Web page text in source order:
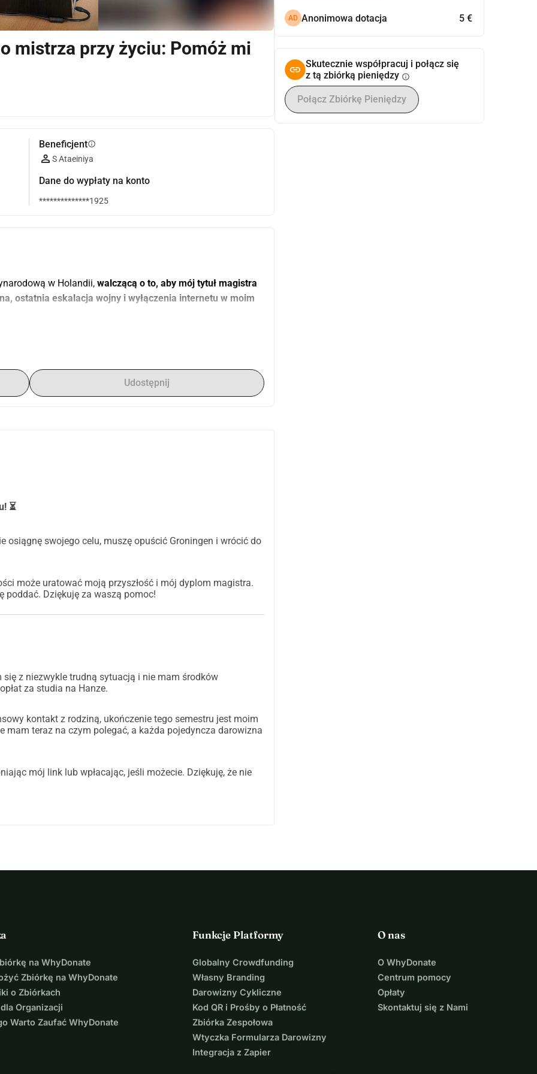
mistrza przy życiu: Pomóż mi
Beneficjentinfo
S Ataeiniya
Dane do wypłaty na konto
**************1925
w Holandii, walczącą o to, aby mój tytuł magistra
ostatnia eskalacja wojny i wyłączenia internetu w moim
, moje dochody pokrywają jedynie podstawowe koszty
podziel się moją historią w swojej sieci możesz być mostem,
studentowi, gdy tylko stanę na nogi.
Udostępnij
⏳
osiągnę swojego celu, muszę opuścić Groningen i wrócić do
może uratować moją przyszłość i mój dyplom magistra.
poddać. Dziękuję za waszą pomoc!
z niezwykle trudną sytuacją i nie mam środków
za studia na Hanze.
kontakt z rodziną, ukończenie tego semestru jest moim
mam teraz na czym polegać, a każda pojedyncza darowizna
mój link lub wpłacając, jeśli możecie. Dziękuję, że nie
AD Anonimowa dotacja 5 €
Skutecznie współpracuj i połącz się
z tą zbiórką pieniędzy info
Połącz Zbiórkę Pieniędzy
na WhyDonate
Zbiórkę na WhyDonate
o Zbiórkach
Organizacji
Warto Zaufać WhyDonate
Funkcje Platformy
Globalny Crowdfunding
Własny Branding
Darowizny Cykliczne
Kod QR i Prośby o Płatność
Zbiórka Zespołowa
Wtyczka Formularza Darowizny
Integracja z Zapier
O nas
O WhyDonate
Centrum pomocy
Opłaty
Skontaktuj się z Nami